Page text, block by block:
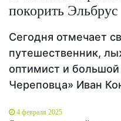
покорить Эльбрус
Сегодня отмечает
путешественник,
оптимист и большой
Череповца» Иван
4 февраля 2025